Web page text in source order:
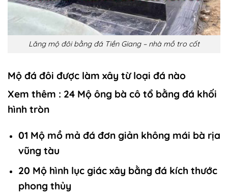
Lăng mộ đôi bằng đá Tiền Giang – nhà mồ tro cốt
Mộ đá đôi được làm xây từ loại đá nào
Xem thêm : 24 Mộ ông bà cô tổ bằng đá khối
hình tròn
01 Mộ mồ mả đá đơn giản không mái bà rịa
vũng tàu
20 Mộ hình lục giác xây bằng đá kích thước
phong thủy